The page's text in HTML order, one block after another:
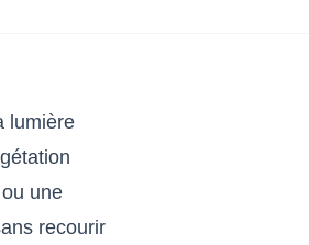
lumière
une
recourir